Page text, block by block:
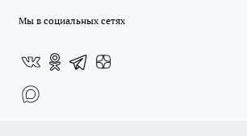
Мы в социальных сетях